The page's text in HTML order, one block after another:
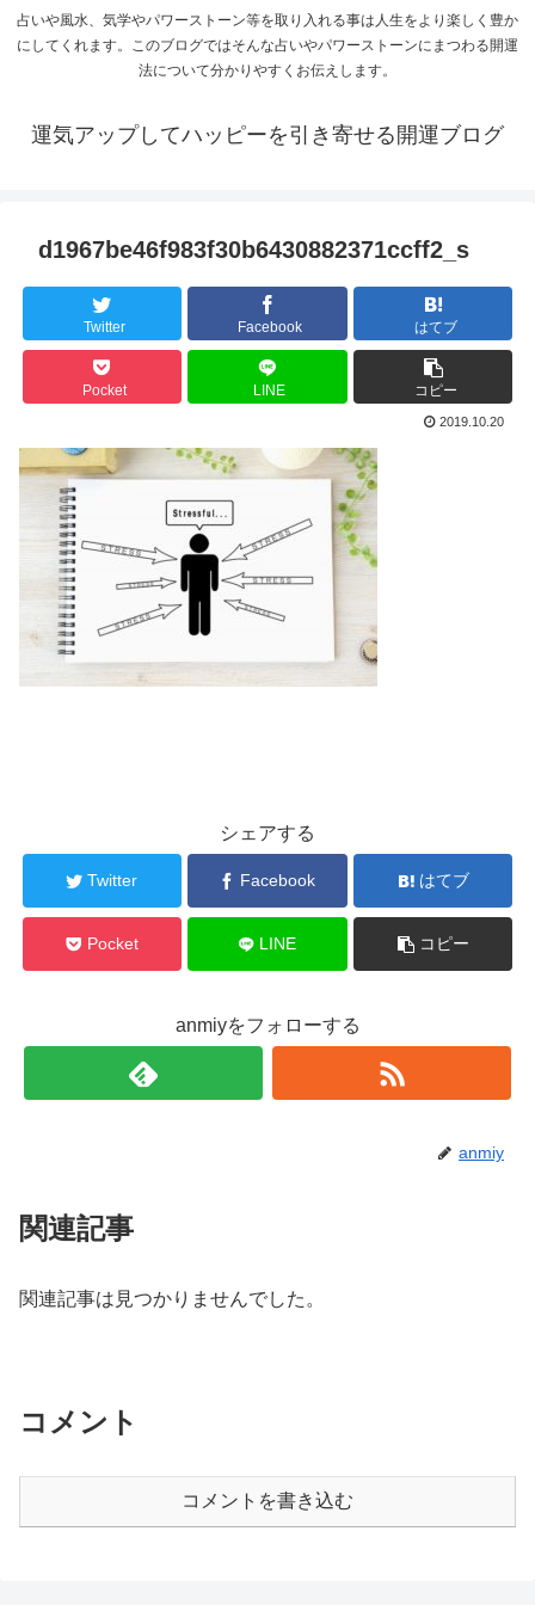
占いや風水、気学やパワーストーン等を取り入れる事は人生をより楽しく豊か
にしてくれます。このブログではそんな占いやパワーストーンにまつわる開運
法について分かりやすくお伝えします。
運気アップしてハッピーを引き寄せる開運ブログ
d1967be46f983f30b6430882371ccff2_s
Twitter Facebook はてブ
Pocket LINE コピー
2019.10.20
シェアする
Twitter Facebook はてブ
Pocket LINE コピー
anmiyをフォローする
anmiy
関連記事
関連記事は見つかりませんでした。
コメント
コメントを書き込む